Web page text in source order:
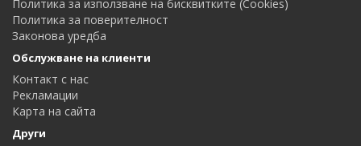
Политика за използване на бисквитките (Cookies)
Политика за поверителност
Законова уредба
Обслужване на клиенти
Контакт с нас
Рекламации
Карта на сайта
Други